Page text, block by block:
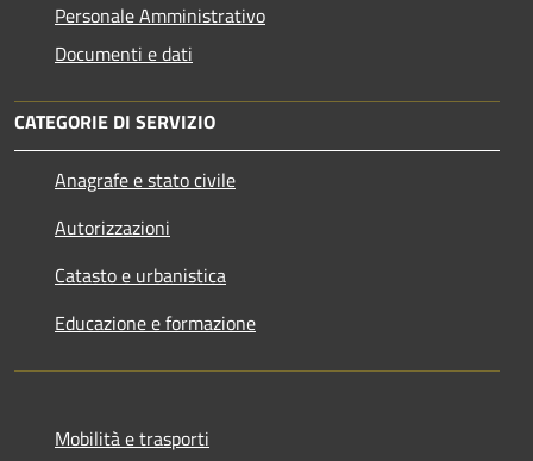
Personale Amministrativo
Documenti e dati
CATEGORIE DI SERVIZIO
Anagrafe e stato civile
Autorizzazioni
Catasto e urbanistica
Educazione e formazione
Mobilità e trasporti